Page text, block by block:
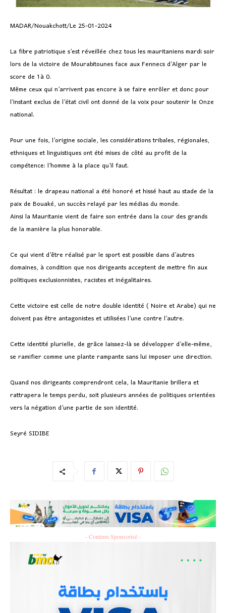
MADAR/Nouakchott/Le 25-01-2024
La fibre patriotique s’est réveillée chez tous les mauritaniens mardi soir
lors de la victoire de Mourabitounes face aux Fennecs d’Alger par le
score de 1à 0.
Même ceux qui n’arrivent pas encore à se faire enrôler et donc pour
l’instant exclus de l’état civil ont donné de la voix pour soutenir le Onze
national.
Pour une fois, l’origine sociale, les considérations tribales, régionales,
ethniques et linguistiques ont été mises de côté au profit de la
compétence: l’homme à la place qu’il faut.
Résultat : le drapeau national a été honoré et hissé haut au stade de la
paix de Bouaké, un succès relayé par les médias du monde.
Ainsi la Mauritanie vient de faire son entrée dans la cour des grands
de la manière la plus honorable.
Ce qui vient d’être réalisé par le sport est possible dans d’autres
domaines, à condition que nos dirigeants acceptent de mettre fin aux
politiques exclusionnistes, racistes et inégalitaires.
Cette victoire est celle de notre double identité ( Noire et Arabe) qui ne
doivent pas être antagonistes et utilisées l’une contre l’autre.
Cette identité plurielle, de grâce laissez-là se développer d’elle-même,
se ramifier comme une plante rampante sans lui imposer une direction.
Quand nos dirigeants comprendront cela, la Mauritanie brillera et
rattrapera le temps perdu, soit plusieurs années de politiques orientées
vers la négation d’une partie de son identité.
Seyré SIDIBE
- Contenu Sponsorisé -